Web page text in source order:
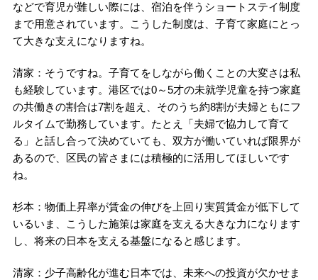
などで育児が難しい際には、宿泊を伴うショートステイ制度
まで用意されています。こうした制度は、子育て家庭にとっ
て大きな支えになりますね。
清家：そうですね。子育てをしながら働くことの大変さは私
も経験しています。港区では0～5才の未就学児童を持つ家庭
の共働きの割合は7割を超え、そのうち約8割が夫婦ともにフ
ルタイムで勤務しています。たとえ「夫婦で協力して育て
る」と話し合って決めていても、双方が働いていれば限界が
あるので、区民の皆さまには積極的に活用してほしいです
ね。
杉本：物価上昇率が賃金の伸びを上回り実質賃金が低下して
いるいま、こうした施策は家庭を支える大きな力になります
し、将来の日本を支える基盤になると感じます。
清家：少子高齢化が進む日本では、未来への投資が欠かせま